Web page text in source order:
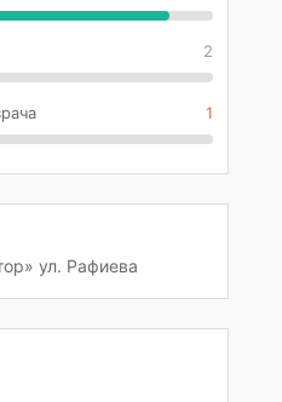
2
1
ул. Рафиева